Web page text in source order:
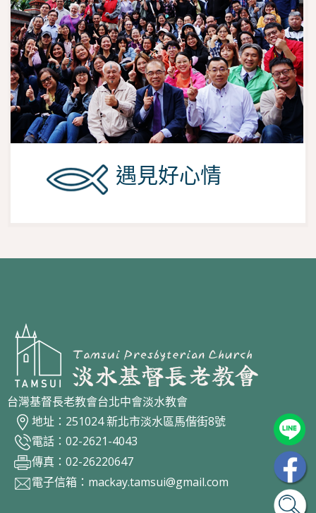
遇見好心情
台灣基督長老教會台北中會淡水教會
地址：251024 新北市淡水區馬偕街8號
電話：02-2621-4043
傳真：02-26220647
電子信箱： mackay.tamsui@gmail.com